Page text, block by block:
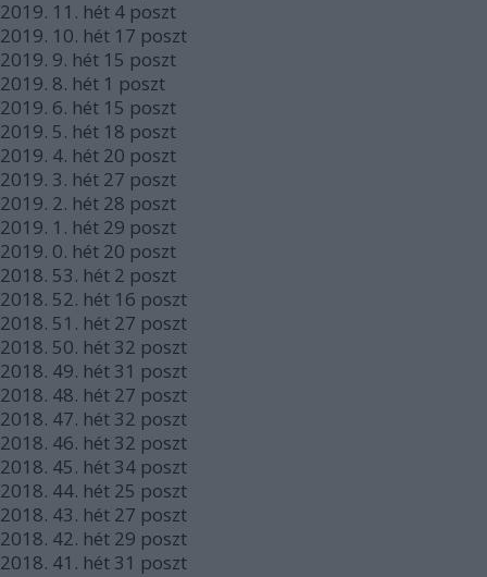
2019. 11. hét 4 poszt
2019. 10. hét 17 poszt
2019. 9. hét 15 poszt
2019. 8. hét 1 poszt
2019. 6. hét 15 poszt
2019. 5. hét 18 poszt
2019. 4. hét 20 poszt
2019. 3. hét 27 poszt
2019. 2. hét 28 poszt
2019. 1. hét 29 poszt
2019. 0. hét 20 poszt
2018. 53. hét 2 poszt
2018. 52. hét 16 poszt
2018. 51. hét 27 poszt
2018. 50. hét 32 poszt
2018. 49. hét 31 poszt
2018. 48. hét 27 poszt
2018. 47. hét 32 poszt
2018. 46. hét 32 poszt
2018. 45. hét 34 poszt
2018. 44. hét 25 poszt
2018. 43. hét 27 poszt
2018. 42. hét 29 poszt
2018. 41. hét 31 poszt